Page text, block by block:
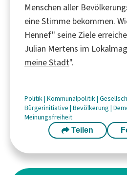
Menschen aller
eine Stimme bekommen.
Hennef" seine Ziele
Julian Mertens im
meine Stadt".
Politik| Kommunalpolitik|
Bürgerinitiative | Bevölkerung |
Meinungsfreiheit
Teilen